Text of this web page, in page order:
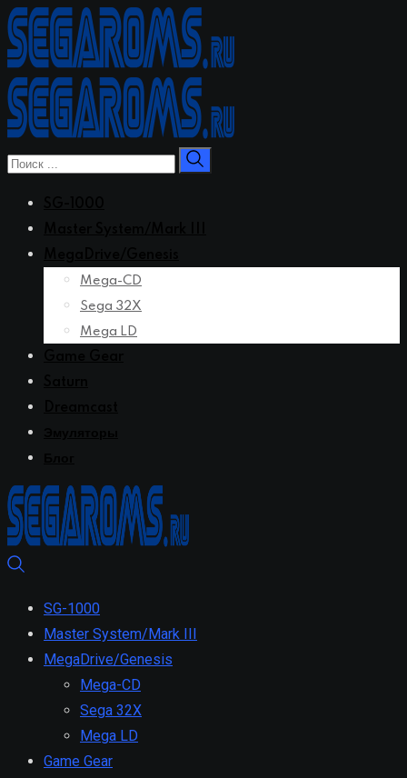
Перейти
к
контенту
Mega-CD
Sega 32X
Mega LD
SG-1000
Master System/Mark III
MegaDrive/Genesis
Mega-CD
Sega 32X
Mega LD
Game Gear